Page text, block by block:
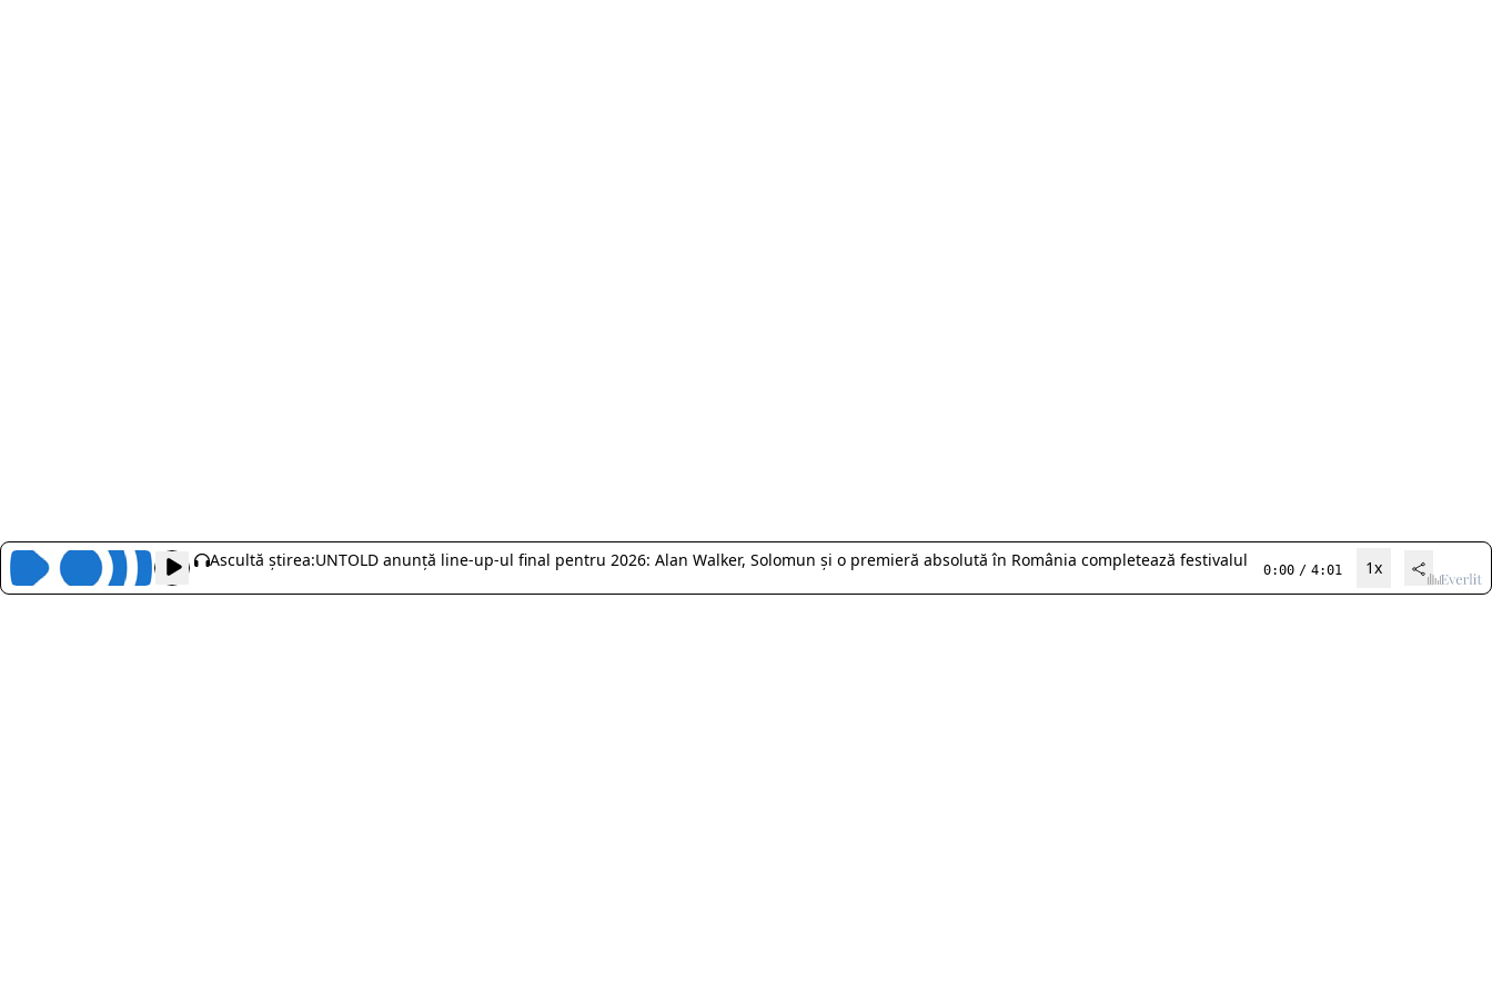
Ascultă știrea:UNTOLD anunță line-up-ul final pentru 2026: Alan Walker, Solomun și o premieră absolută în România completează festivalul 0:00 / 4:01 1x